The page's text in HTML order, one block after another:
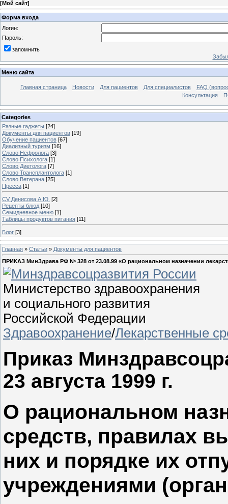
[Мой сайт]
Форма входа
Логин:
Пароль:
запомнить
Меню сайта
Главная страница Новости Для пациентов Для специалистов
FAQ
Консультация
Categories
Разные гаджеты [24]
Документы для пациентов [19]
Обучение пациентов [67]
Диализный туризм [16]
Слово Нефролога [3]
Слово Психолога [1]
Слово Диетолога [7]
Слово Трансплантолога [1]
Слово Ветерана [25]
Пресса [1]
CV Денисова А.Ю. [2]
Рецепты блюд [10]
Семидневное меню [1]
Таблицы продуктов питания [11]
Блог [3]
Главная » Статьи » Документы для пациентов
ПРИКАЗ МинЗдрава РФ № 328 от 23.08.99 «О рациональном назначении
Министерство здравоохранения
и социального развития
Российской Федерации
Здравоохранение/Лекарственные
Приказ
23 августа 1999 г.
О рациональном
средств, правилах
них и порядке их
учреждениями